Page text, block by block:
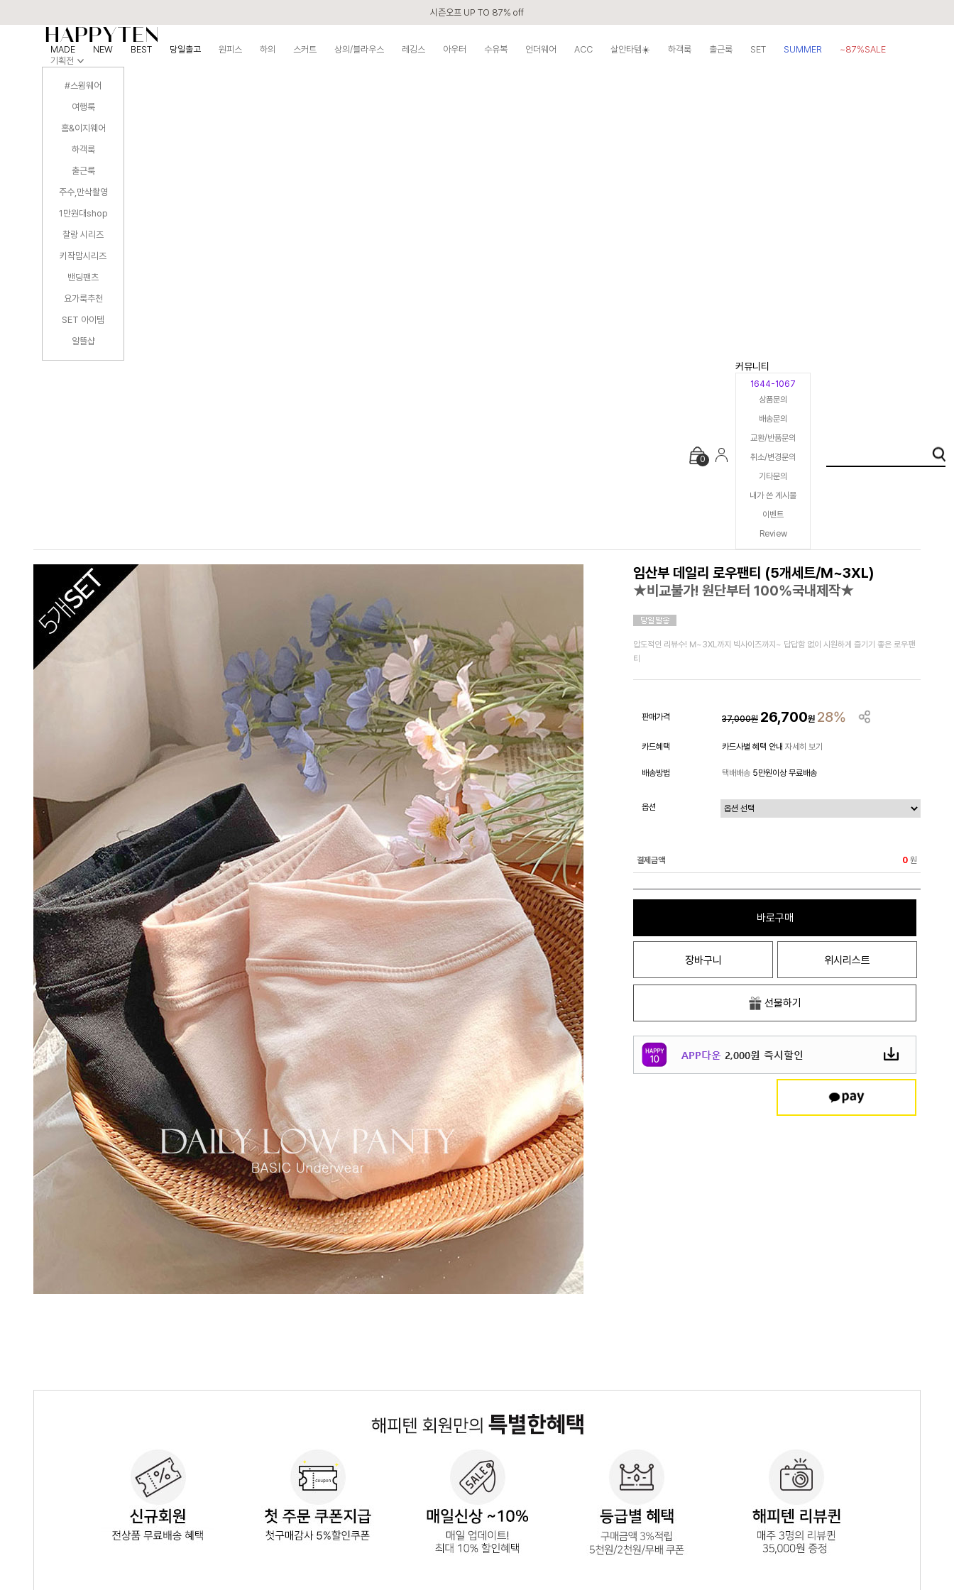
시즌오프 UP TO 87% off
MADE NEW BEST 당일출고 원피스 하의 스커트 상의/블라우스 레깅스 아우터 수유복 언더웨어 ACC 살안타템☀️ 하객룩 출근룩 SET SUMMER
~87%SALE
기획전
#스윔웨어
여행룩
홈&이지웨어
하객룩
출근룩
주수,만삭촬영
1만원대shop
찰랑 시리즈
키작맘시리즈
밴딩팬츠
요가룩추천
SET 아이템
알뜰샵
0
커뮤니티
1644-1067
상품문의
배송문의
교환/반품문의
취소/변경문의
기타문의
내가 쓴 게시물
이벤트
Review
임산부 데일리 로우팬티 (5개세트/M~3XL)
★비교불가! 원단부터 100%국내제작★
압도적인 리뷰수! M~3XL까지 빅사이즈까지~ 답답함 없이 시원하게 즐기기 좋은 로우팬
티
판매가격 37,000원 26,700원 28%
카드혜택 카드사별 혜택 안내 자세히 보기
배송방법 택배배송 5만원이상 무료배송
옵션
결제금액 0 원
바로구매
장바구니 위시리스트
선물하기